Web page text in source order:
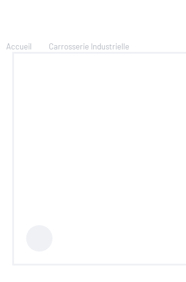
Accueil Carrosserie Industrielle